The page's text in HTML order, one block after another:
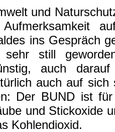
und
ins Gespräch
sehr still
auch
auch auf
Der BUND ist
und Stickoxide
Kohlendioxid.